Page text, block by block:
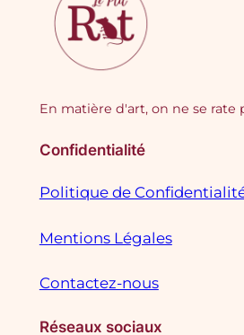
En matière d'art, on ne se rate
Confidentialité
Politique de
Mentions Légales
Contactez-nous
Réseaux sociaux